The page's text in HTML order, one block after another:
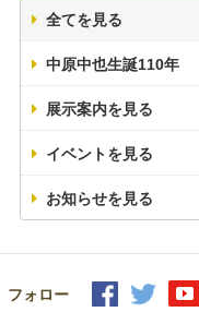
全てを見る
中原中也生誕110年
展示案内を見る
イベントを見る
お知らせを見る
フォロー